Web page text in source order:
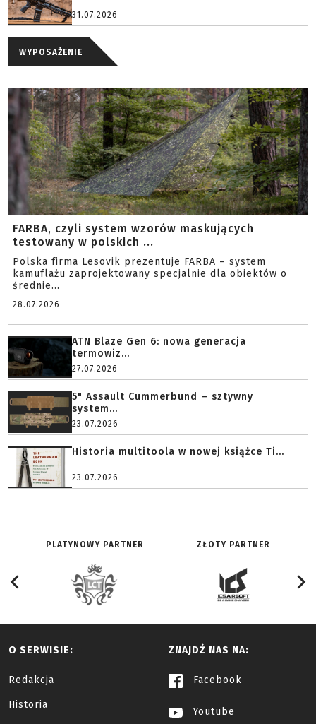
31.07.2026
WYPOSAŻENIE
FARBA, czyli system wzorów maskujących
testowany w polskich ...
Polska firma Lesovik prezentuje FARBA – system
kamuflażu zaprojektowany specjalnie dla obiektów o
średnie...
28.07.2026
ATN Blaze Gen 6: nowa generacja
termowiz...
27.07.2026
5" Assault Cummerbund – sztywny
system...
23.07.2026
Historia multitoola w nowej książce Ti...
23.07.2026
PLATYNOWY PARTNER ZŁOTY PARTNER
O SERWISIE:
Redakcja
Historia
ZNAJDŹ NAS NA:
Facebook
Youtube